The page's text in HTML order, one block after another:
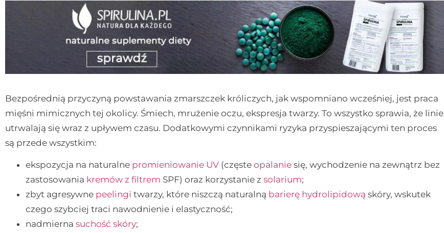
Bezpośrednią przyczyną powstawania zmarszczek króliczych, jak wspomniano wcześniej, jest praca
mięśni mimicznych tej okolicy. Śmiech, mrużenie oczu, ekspresja twarzy. To wszystko sprawia, że linie
utrwalają się wraz z upływem czasu. Dodatkowymi czynnikami ryzyka przyspieszającymi ten proces
są przede wszystkim:
ekspozycja na naturalne promieniowanie UV (częste opalanie się, wychodzenie na zewnątrz bez
zastosowania kremów z filtrem SPF) oraz korzystanie z solarium;
zbyt agresywne peelingi twarzy, które niszczą naturalną barierę hydrolipidową skóry, wskutek
czego szybciej traci nawodnienie i elastyczność;
nadmierna suchość skóry;